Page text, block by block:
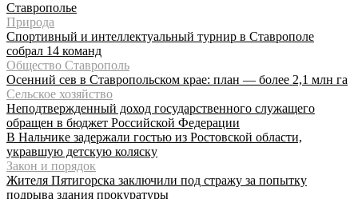
Ставрополье
Природа
Спортивный и интеллектуальный турнир в Ставрополе
собрал 14 команд
Общество Ставрополь
Осенний сев в Ставропольском крае: план — более 2,1 млн га
Сельское хозяйство
Неподтвержденный доход государственного служащего
обращен в бюджет Российской Федерации
В Нальчике задержали гостью из Ростовской области,
укравшую детскую коляску
Закон и порядок
Жителя Пятигорска заключили под стражу за попытку
подрыва здания прокуратуры